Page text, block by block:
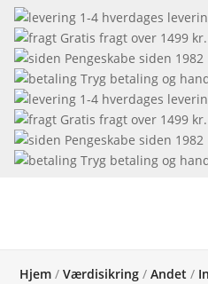
1-4 hverdages
Gratis fragt over 1499 kr.
Pengeskabe siden 1982
Tryg betaling og
1-4 hverdages
Gratis fragt over 1499 kr.
Pengeskabe siden 1982
Tryg betaling og
Hjem /Værdisikring /Andet /